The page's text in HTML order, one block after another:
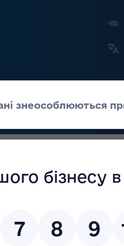
центр
нагляд
реєстри
на 19.02.2024